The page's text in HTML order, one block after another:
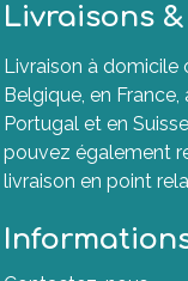
Livraisons
Livraison à
Belgique, en
Portugal et en
pouvez également
livraison en point